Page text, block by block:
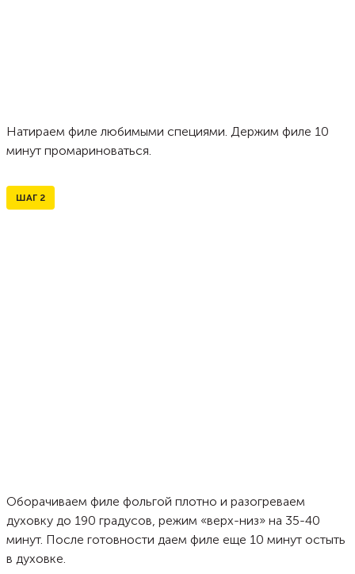
Натираем филе любимыми специями. Держим филе 10
минут промариноваться.
ШАГ 2
Оборачиваем филе фольгой плотно и разогреваем
духовку до 190 градусов, режим «верх-низ» на 35-40
минут. После готовности даем филе еще 10 минут остыть
в духовке.